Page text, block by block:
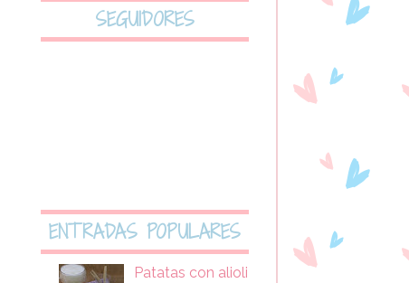
SEGUIDORES
ENTRADAS POPULARES
Patatas con alioli